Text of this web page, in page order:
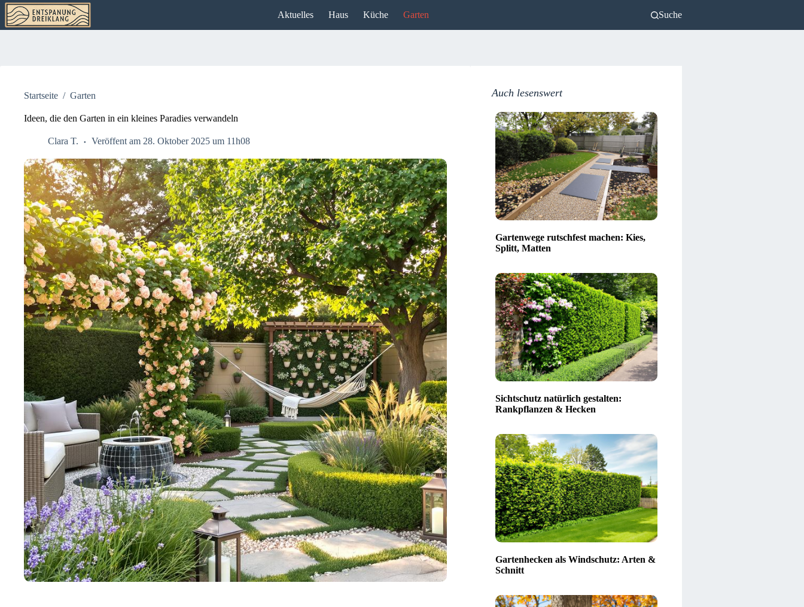
Zum
Inhalt
springen
Aktuelles Haus Küche Garten Suche
Startseite / Garten
Ideen, die den Garten in ein kleines Paradies verwandeln
Clara T. Veröffent am 28. Oktober 2025 um 11h08
Auch lesenswert
Gartenwege rutschfest machen: Kies,
Splitt, Matten
Sichtschutz natürlich gestalten:
Rankpflanzen & Hecken
Gartenhecken als Windschutz: Arten &
Schnitt